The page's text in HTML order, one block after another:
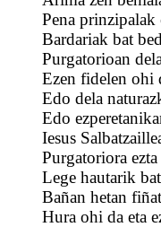
Pena
Bardariak bat
Purgatorioan
Ezen fidelen ohi
Edo dela
Edo
Iesus
Purgatoriora
Lege hautarik
Bañan hetan
Hura ohi da eta